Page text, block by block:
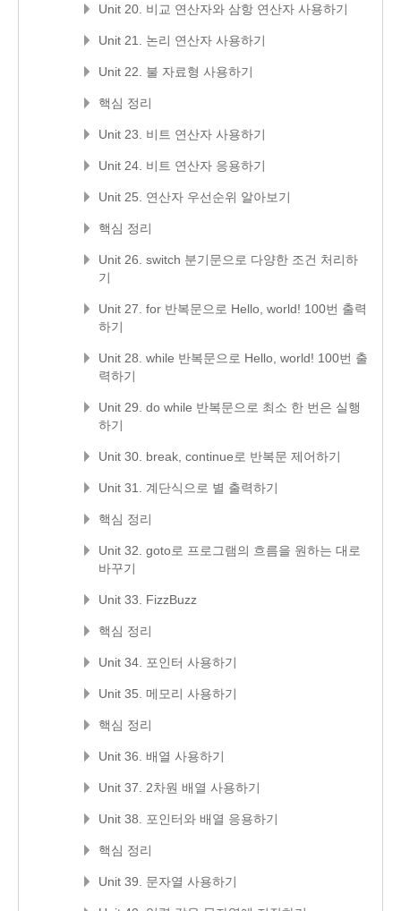
Unit 20. 비교 연산자와 삼항 연산자 사용하기
Unit 21. 논리 연산자 사용하기
Unit 22. 불 자료형 사용하기
핵심 정리
Unit 23. 비트 연산자 사용하기
Unit 24. 비트 연산자 응용하기
Unit 25. 연산자 우선순위 알아보기
핵심 정리
Unit 26. switch 분기문으로 다양한 조건 처리하
기
Unit 27. for 반복문으로 Hello, world! 100번 출력
하기
Unit 28. while 반복문으로 Hello, world! 100번 출
력하기
Unit 29. do while 반복문으로 최소 한 번은 실행
하기
Unit 30. break, continue로 반복문 제어하기
Unit 31. 계단식으로 별 출력하기
핵심 정리
Unit 32. goto로 프로그램의 흐름을 원하는 대로
바꾸기
Unit 33. FizzBuzz
핵심 정리
Unit 34. 포인터 사용하기
Unit 35. 메모리 사용하기
핵심 정리
Unit 36. 배열 사용하기
Unit 37. 2차원 배열 사용하기
Unit 38. 포인터와 배열 응용하기
핵심 정리
Unit 39. 문자열 사용하기